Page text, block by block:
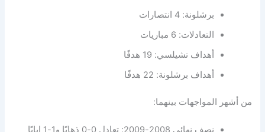
برشلونة: 4 انتصارات
التعادلات: 6 مباريات
أهداف تشيلسي: 19 هدفًا
أهداف برشلونة: 22 هدفًا
من أشهر المواجهات بينهما:
نصف نهائي 2008-2009: تعادل 0-0 ذهابًا و1-1 إيابًا